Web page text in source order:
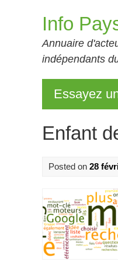
Info
Annuaire
indépendants
Essayez
Enfant
Posted on 28